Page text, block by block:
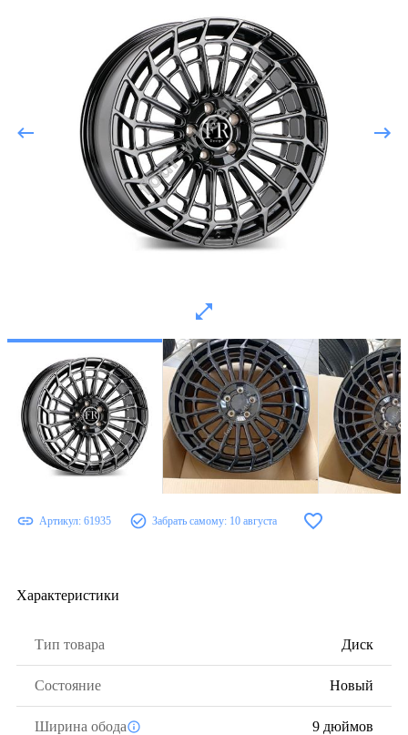
Артикул: 61935 Забрать самому: 10 августа
Характеристики
Тип товара Диск
Состояние Новый
Ширина обода 9 дюймов